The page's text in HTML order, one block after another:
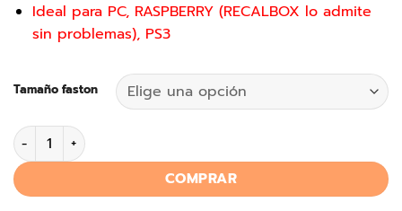
Ideal para PC, RASPBERRY (RECALBOX lo admite
sin problemas), PS3
Tamaño faston
COMPRAR